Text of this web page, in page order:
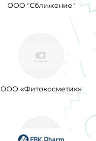
ООО "Сближение"
ООО «Фитокосметик»